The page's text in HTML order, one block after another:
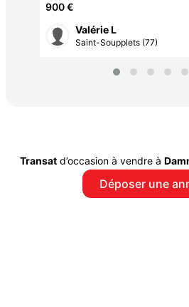
900 €
Valérie L
Saint-Soupplets (77)
Transat d’occasion à vendre à
Déposer une